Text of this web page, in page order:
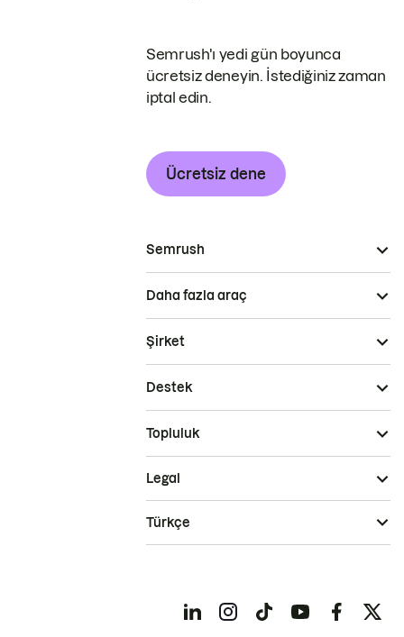
Semrush'ı yedi gün boyunca
ücretsiz deneyin. İstediğiniz zaman
iptal edin.
Ücretsiz dene
Semrush
Daha fazla araç
Şirket
Destek
Topluluk
Legal
Türkçe